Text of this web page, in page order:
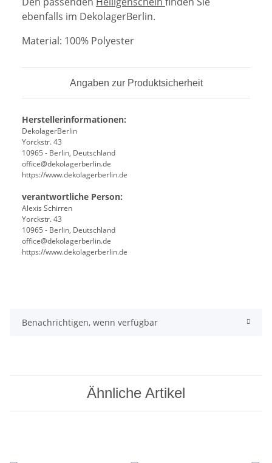
ebenfalls im DekolagerBerlin.
Material: 100% Polyester
Angaben zur Produktsicherheit
Herstellerinformationen:
DekolagerBerlin
Yorckstr. 43
10965 - Berlin, Deutschland
office@dekolagerberlin.de
https://www.dekolagerberlin.de
verantwortliche Person:
Alexis Schirren
Yorckstr. 43
10965 - Berlin, Deutschland
office@dekolagerberlin.de
https://www.dekolagerberlin.de
Benachrichtigen, wenn verfügbar
Ähnliche Artikel